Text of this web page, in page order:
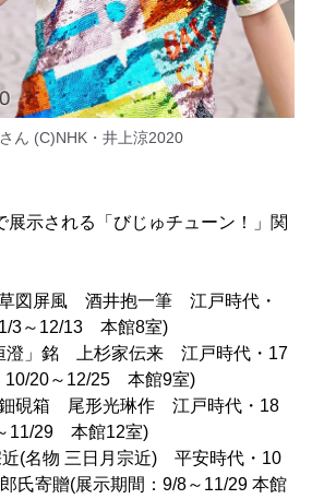
ん (C)NHK・井上涼2020
展示される「びじゅチューン！」関
図屏風 酒井抱一筆 江戸時代・
3～12/13 本館8室)
澄」銘 上杉家伝来 江戸時代・17
10/20～12/25 本館9室)
硯箱 尾形光琳作 江戸時代・18
11/29 本館12室)
(名物 三日月宗近) 平安時代・10
氏寄贈(展示期間：9/8～11/29 本館